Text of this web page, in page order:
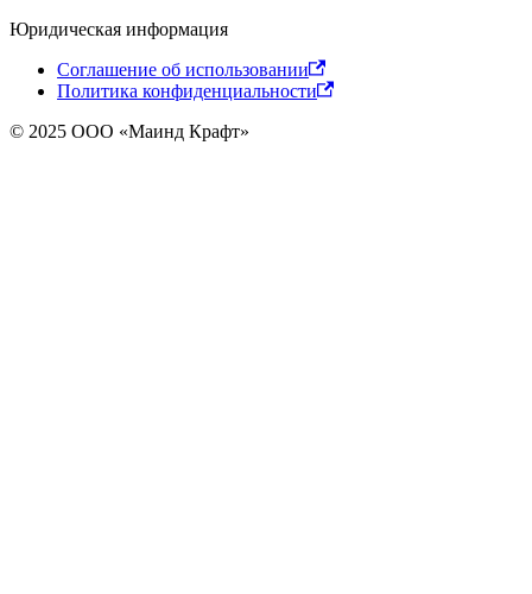
Юридическая информация
Соглашение об использовании
Политика конфиденциальности
© 2025 ООО «Маинд Крафт»